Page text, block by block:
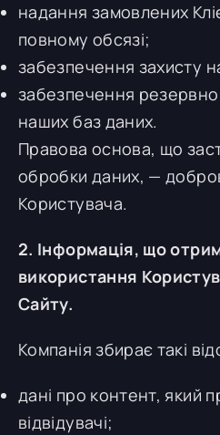
надання замовлених
повному обсязі;
забезпечення захисту
забезпечення
наших баз даних.
Правова основа, що
обробки даних, —
Користувача.
2. Інформація, що
використання
Сайту.
Компанія збирає такі
дані про контент, який
відвідувачі;